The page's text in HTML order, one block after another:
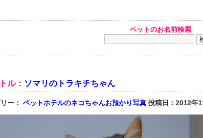
ペットのお名前検索
ル： ソマリのトラキチちゃん
ー： ペットホテルのネコちゃんお預かり写真 投稿日：2012年